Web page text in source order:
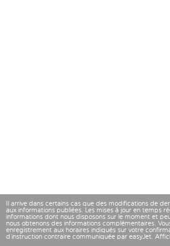
Il arrive dans certains cas que des modifications de
aux informations publiées. Les mises à jour en temps
informations dont nous disposons sur le moment et
nous obtenons des informations complémentaires.
enregistrement aux horaires indiqués sur votre
d’instruction contraire communiquée par easyJet.